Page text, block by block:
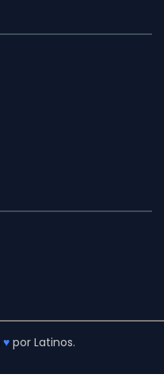
♥ por Latinos.